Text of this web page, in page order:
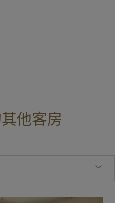
他客房